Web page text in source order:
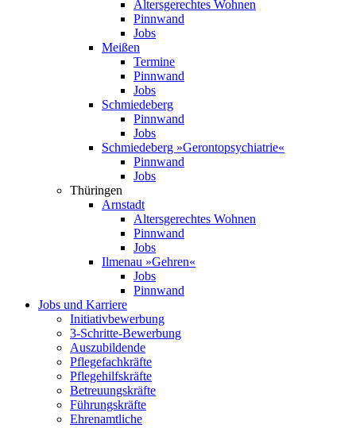
Altersgerechtes Wohnen
Pinnwand
Jobs
Meißen
Termine
Pinnwand
Jobs
Schmiedeberg
Pinnwand
Jobs
Schmiedeberg »Geronto­psychiatrie«
Pinnwand
Jobs
Thüringen
Arnstadt
Altersgerechtes Wohnen
Pinnwand
Jobs
Ilmenau »Gehren«
Jobs
Pinnwand
Jobs und Karriere
Initiativ­bewerbung
3-Schritte-Bewerbung
Auszubildende
Pflegefachkräfte
Pflegehilfskräfte
Betreuungs­kräfte
Führungs­kräfte
Ehrenamtliche